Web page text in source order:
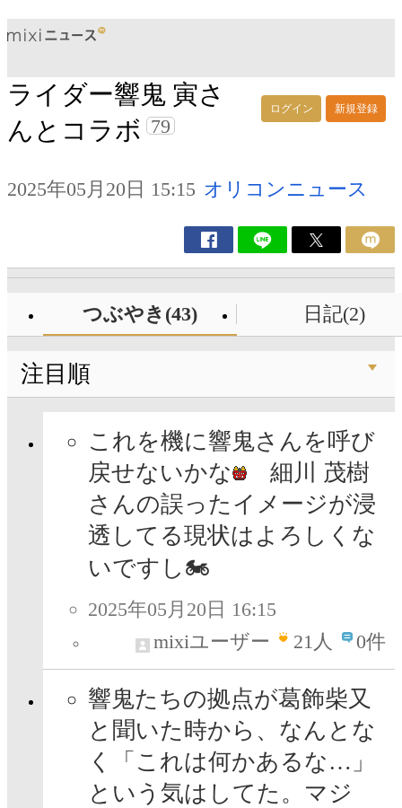
ログイン 新規登録
ライダー響鬼 寅さ
んとコラボ 79
2025年05月20日 15:15 オリコンニュース
つぶやき(43) 日記(2)
注目順
これを機に響鬼さんを呼び
戻せないかな
細川 茂樹
さんの誤ったイメージが浸
透してる現状はよろしくな
いですし🏍
2025年05月20日 16:15
mixiユーザー
21人 0件
響鬼たちの拠点が葛飾柴又
と聞いた時から、なんとな
く「これは何かあるな…」
という気はしてた。マジ